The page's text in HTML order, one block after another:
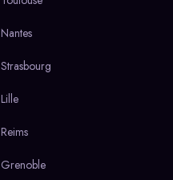
Nantes
Strasbourg
Lille
Reims
Grenoble